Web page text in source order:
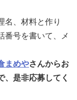
名、材料と作り
番号を書いて、メ
まめやさんからお
是非応募してく